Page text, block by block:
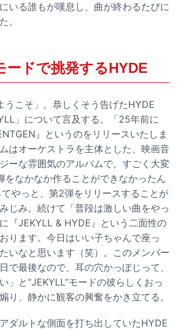
いる誰もが嘆息し、曲が終わるたびに
。
ードで挑発するHYDE
うこそ」。恭しくそう告げたHYDE
」について言及する。「25年前に
』というのをリリースいたしま
はオーケストラを主体とした、映画音
ーな雰囲気のアルバムで。すごく大変
をなかなか作ることができなかったん
やっと、第2弾をリリースすることが
じみ。続けて「普段は激しい曲をやっ
『JEKYLL & HYDE』という二面性の
ります。今日はいい子ちゃんで座っ
いなと思います（笑）。このメンバー
で最後なので、耳の穴かっぽじって、
」と“JEKYLL”モードの彼らしくおっ
り、静かに観客の興奮をかき立てる。
ダルトな側面を打ち出していたHYDE